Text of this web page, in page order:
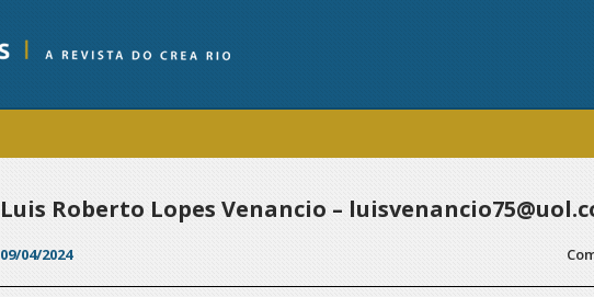
Luis Roberto Lopes Venancio –
09/04/2024